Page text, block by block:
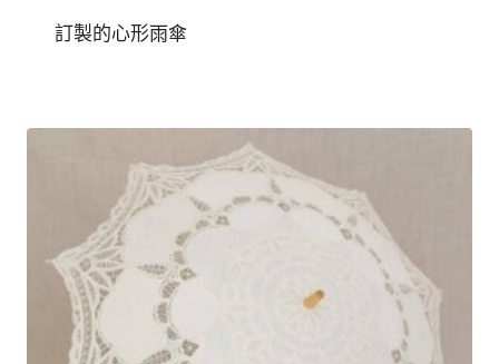
訂製的心形雨傘